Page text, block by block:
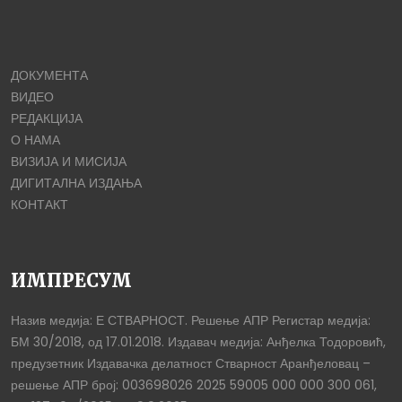
ДОКУМЕНТА
ВИДЕО
РЕДАКЦИЈА
О НАМА
ВИЗИЈА И МИСИЈА
ДИГИТАЛНА ИЗДАЊА
КОНТАКТ
ИМПРЕСУМ
Назив медија: Е СТВАРНОСТ. Решење АПР Регистар медија:
БМ 30/2018, од 17.01.2018. Издавач медија: Анђелка Тодоровић,
предузетник Издавачка делатност Стварност Аранђеловац –
решење АПР број: 003698026 2025 59005 000 000 300 061,